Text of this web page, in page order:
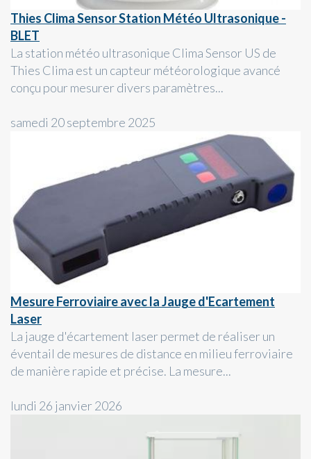
Thies Clima Sensor Station Météo Ultrasonique -
BLET
La station météo ultrasonique Clima Sensor US de
Thies Clima est un capteur météorologique avancé
conçu pour mesurer divers paramètres...
samedi 20 septembre 2025
Mesure Ferroviaire avec la Jauge d'Ecartement
Laser
La jauge d'écartement laser permet de réaliser un
éventail de mesures de distance en milieu ferroviaire
de manière rapide et précise. La mesure...
lundi 26 janvier 2026